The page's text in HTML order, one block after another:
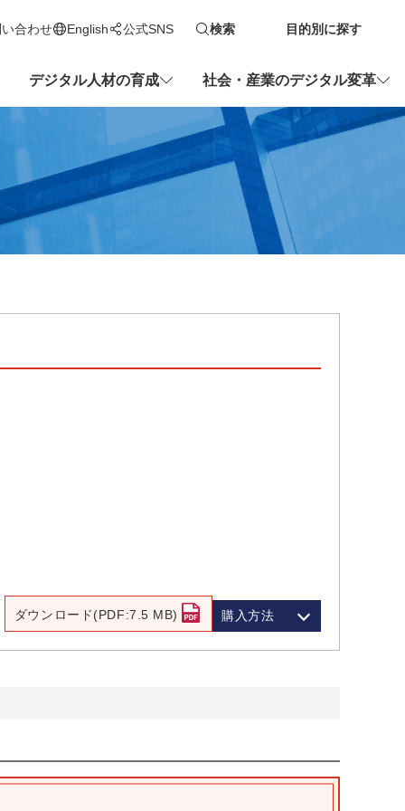
合わせ English
新しいタブで開きます
公式SNS 検索 目的別に探す
デジタル人材の育成 社会・産業のデジタル変革
ダウンロード(PDF:7.5 MB) 購入方法